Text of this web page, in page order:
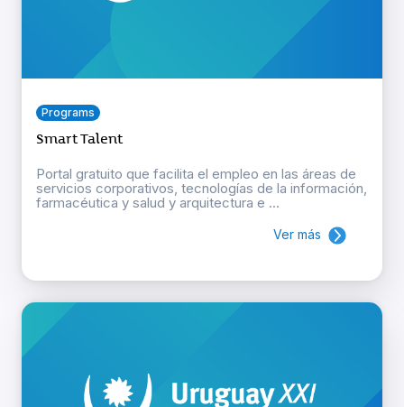
Programs
Smart Talent
Portal gratuito que facilita el empleo en las áreas de
servicios corporativos, tecnologías de la información,
farmacéutica y salud y arquitectura e ...
Ver más